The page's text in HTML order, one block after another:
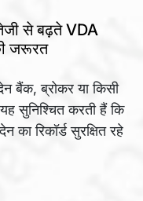
से बढ़ते VDA
जरूरत
बैंक, ब्रोकर या किसी
सुनिश्चित करती हैं कि
रिकॉर्ड सुरक्षित रहे